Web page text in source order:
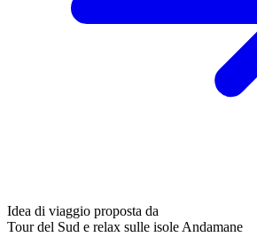
Idea di viaggio proposta da
Tour del Sud e relax sulle isole Andamane